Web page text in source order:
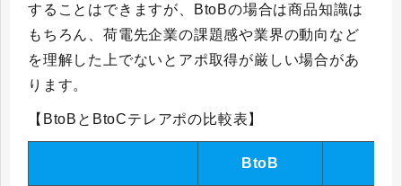
することはできますが、BtoBの場合は商品知識は
もちろん、荷電先企業の課題感や業界の動向など
を理解した上でないとアポ取得が厳しい場合があ
ります。
【BtoBとBtoCテレアポの比較表】
BtoB